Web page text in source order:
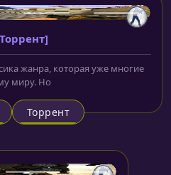
жанра, которая уже многие
миру. Но
Торрент